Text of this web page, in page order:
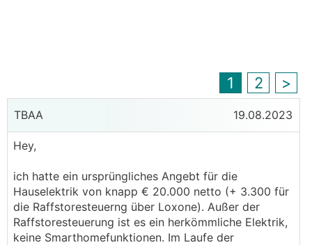
1 2 >
TBAA 19.08.2023
Hey,
ich hatte ein ursprüngliches Angebt für die
Hauselektrik von knapp € 20.000 netto (+ 3.300 für
die Raffstoresteuerng über Loxone). Außer der
Raffstoresteuerung ist es ein herkömmliche Elektrik,
keine Smarthomefunktionen. Im Laufe der